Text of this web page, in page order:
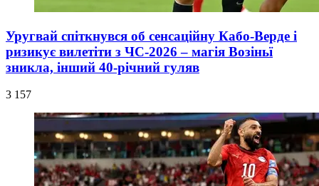
Уругвай спіткнувся об сенсаційну Кабо-Верде і
ризикує вилетіти з ЧС-2026 – магія Возіньї
зникла, інший 40-річний гуляв
3 157